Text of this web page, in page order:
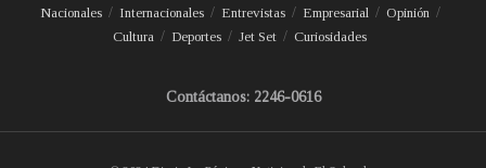
Nacionales Internacionales Entrevistas Empresarial
Opinión
Cultura
Deportes Jet Set Curiosidades
Contáctanos: 2246-0616